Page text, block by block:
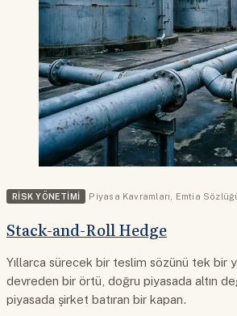
RISK YÖNETIMI Piyasa Kavramları Emtia
Stack-and-Roll Hedge
Yıllarca sürecek bir teslim sözünü tek bir
devreden bir örtü, doğru piyasada altın
piyasada şirket batıran bir kapan.